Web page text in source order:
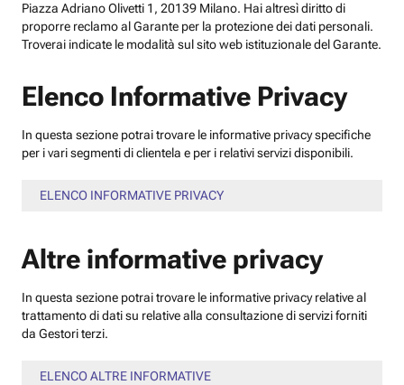
Piazza Adriano Olivetti 1, 20139 Milano. Hai altresì diritto di
proporre reclamo al Garante per la protezione dei dati personali.
Troverai indicate le modalità sul sito web istituzionale del Garante.
Elenco Informative Privacy
In questa sezione potrai trovare le informative privacy specifiche
per i vari segmenti di clientela e per i relativi servizi disponibili.
ELENCO INFORMATIVE PRIVACY
Altre informative privacy
In questa sezione potrai trovare le informative privacy relative al
trattamento di dati su relative alla consultazione di servizi forniti
da Gestori terzi.
ELENCO ALTRE INFORMATIVE